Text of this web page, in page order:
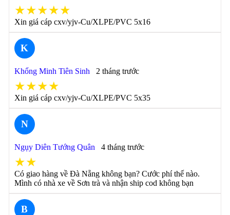
★★★★★
Xin giá cáp cxv/yjv-Cu/XLPE/PVC 5x16
K
Khổng Minh Tiên Sinh 2 tháng trước
★★★★
Xin giá cáp cxv/yjv-Cu/XLPE/PVC 5x35
N
Ngụy Diên Tướng Quân 4 tháng trước
★★
Có giao hàng về Đà Nẵng không bạn? Cước phí thế nào.
Mình có nhà xe về Sơn trà và nhận ship cod không bạn
B